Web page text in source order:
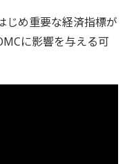
じめ重要な経済指標が
に影響を与える可